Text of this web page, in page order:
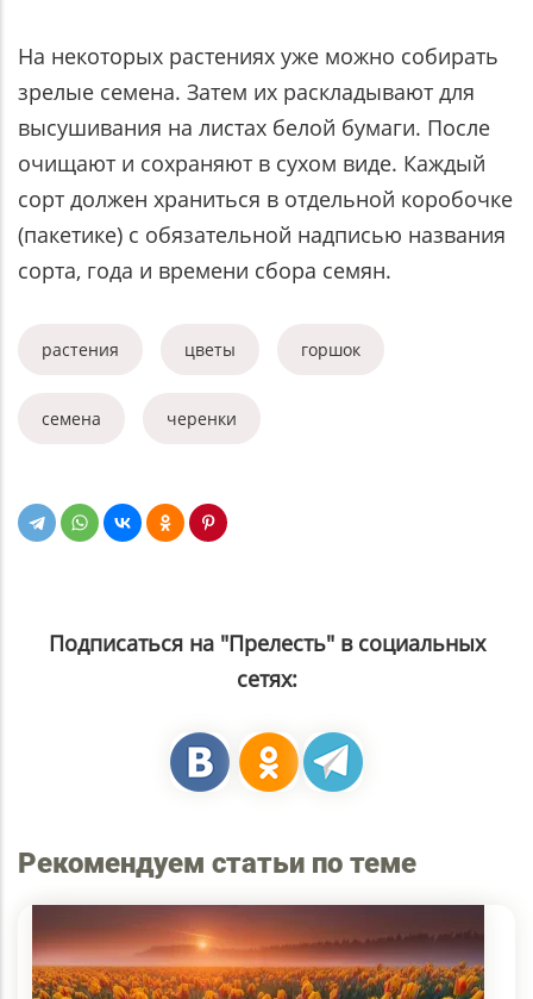
На некоторых растениях уже можно собирать
зрелые семена. Затем их раскладывают для
высушивания на листах белой бумаги. После
очищают и сохраняют в сухом виде. Каждый
сорт должен храниться в отдельной коробочке
(пакетике) с обязательной надписью названия
сорта, года и времени сбора семян.
растения цветы горшок
семена черенки
Подписаться на "Прелесть" в социальных
сетях:
Рекомендуем статьи по теме